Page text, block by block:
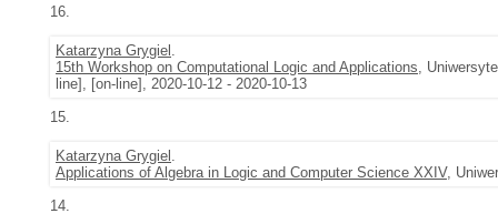
16.
Katarzyna Grygiel .
15th Workshop on Computational Logic and Applications,
line], [on-line], 2020-10-12 - 2020-10-13
15.
Katarzyna Grygiel .
Applications of Algebra in Logic and Computer Science XXIV,
14.